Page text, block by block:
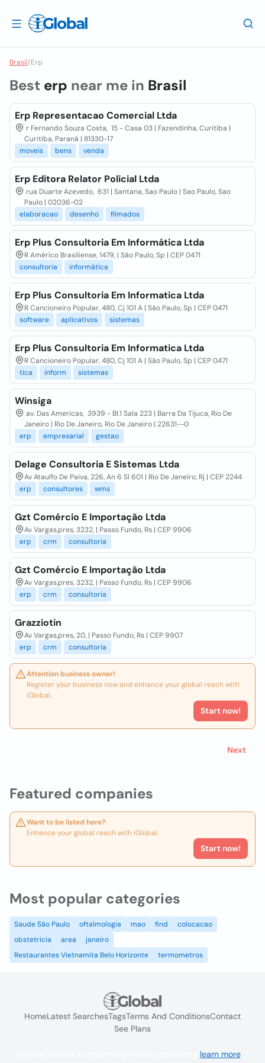
Brasil/Erp
Featured companies
Want to be listed here?
Enhance your global reach with iGlobal.
Start now!
Best erp near me in Brasil
Erp Representacao Comercial Ltda
r Fernando Souza Costa, 15 - Casa 03 | Fazendinha, Curitiba |
Curitiba, Paraná | 81330-17
moveis
bens venda
Erp Editora Relator Policial Ltda
rua Duarte Azevedo, 631 | Santana, Sao Paulo | Sao Paulo, Sao
Paulo | 02036-02
elaboracao
desenho filmados
Erp Plus Consultoria Em Informática Ltda
R Américo Brasiliense, 1479, | São Paulo, Sp | CEP 0471
consultoria
informática
Erp Plus Consultoria Em Informatica Ltda
R Cancioneiro Popular, 480, Cj 101 A | São Paulo, Sp | CEP 0471
software
aplicativos sistemas
Erp Plus Consultoria Em Informatica Ltda
R Cancioneiro Popular, 480, Cj 101 A | São Paulo, Sp | CEP 0471
tica
inform sistemas
Winsiga
av. Das Americas, 3939 - Bl.1 Sala 223 | Barra Da Tijuca, Rio De
Janeiro | Rio De Janeiro, Rio De Janeiro | 22631--0
erp
empresarial gestao
Delage Consultoria E Sistemas Ltda
Av Ataulfo De Paiva, 226, An 6 Sl 601 | Rio De Janeiro, Rj | CEP 2244
erp
consultores wms
Gzt Comércio E Importação Ltda
Av Vargas,pres, 3232, | Passo Fundo, Rs | CEP 9906
erp
crm consultoria
Gzt Comércio E Importação Ltda
Av Vargas,pres, 3232, | Passo Fundo, Rs | CEP 9906
erp
crm consultoria
Grazziotin
Av Vargas,pres, 20, | Passo Fundo, Rs | CEP 9907
erp
crm consultoria
Attention business owner!
Register your business now and enhance your global reach with
iGlobal.
Start now!
Next
Most popular categories
Saude São Paulo oftalmologia mao find
colocacao
obstetricia
area
janeiro
Restaurantes Vietnamita Belo Horizonte
termometros
HomeLatest SearchesTagsTerms And ConditionsContact
See Plans
learn more. If